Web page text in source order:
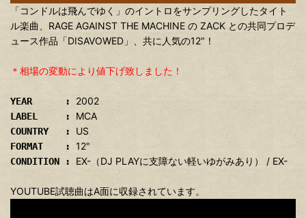
「コンドルは飛んでゆく」のイントロをサンプリングしたタイト
ル楽曲、RAGE AGAINST THE MACHINE の ZACK との共同プロデ
ュース作品「DISAVOWED」、共に人気の12"！
＊相場の変動により値下げ致しました！
YEAR : 2002
LABEL : MCA
COUNTRY : US
FORMAT : 12"
CONDITION : EX-（DJ PLAYに支障ない軽いゆがみあり） / EX-
YOUTUBE試聴曲はA面に収録されています。